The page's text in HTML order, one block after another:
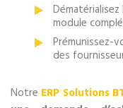
module
Prémunissez-
des
Notre ERP Solutions